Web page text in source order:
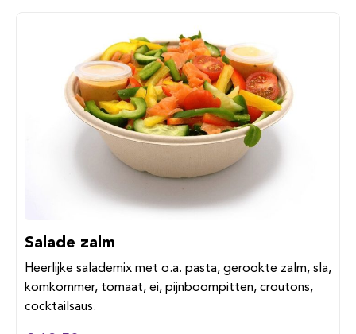
Salade zalm
Heerlijke salademix met o.a. pasta, gerookte zalm, sla,
komkommer, tomaat, ei, pijnboompitten, croutons,
cocktailsaus.